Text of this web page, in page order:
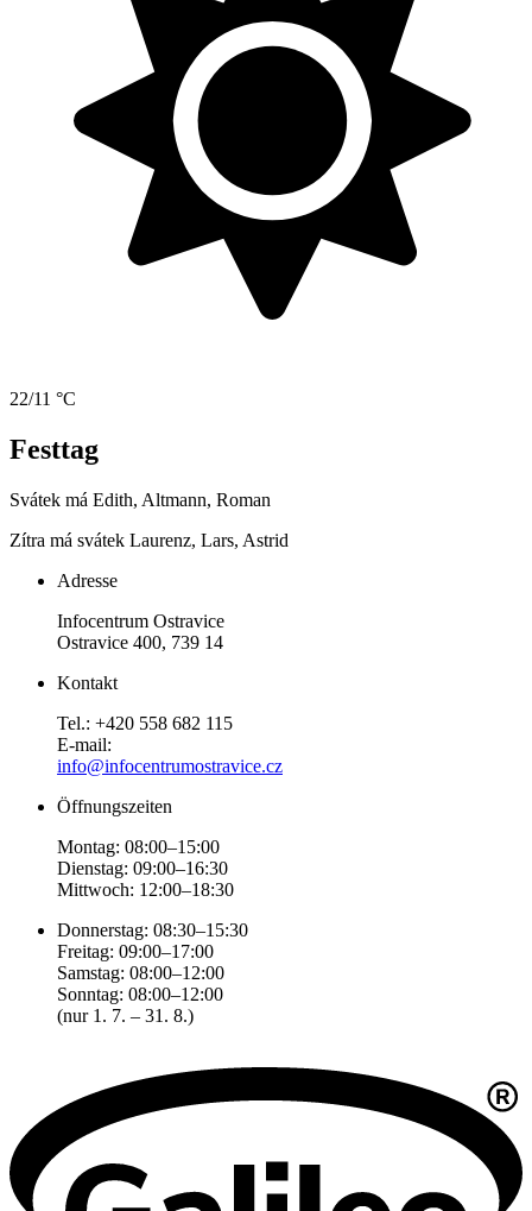
22/11 °C
Festtag
Svátek má Edith, Altmann, Roman
Zítra má svátek Laurenz, Lars, Astrid
Adresse
Infocentrum Ostravice
Ostravice 400, 739 14
Kontakt
Tel.: +420 558 682 115
E-mail:
info@infocentrumostravice.cz
Öffnungszeiten
Montag: 08:00–15:00
Dienstag: 09:00–16:30
Mittwoch: 12:00–18:30
Donnerstag: 08:30–15:30
Freitag: 09:00–17:00
Samstag: 08:00–12:00
Sonntag: 08:00–12:00
(nur 1. 7. – 31. 8.)